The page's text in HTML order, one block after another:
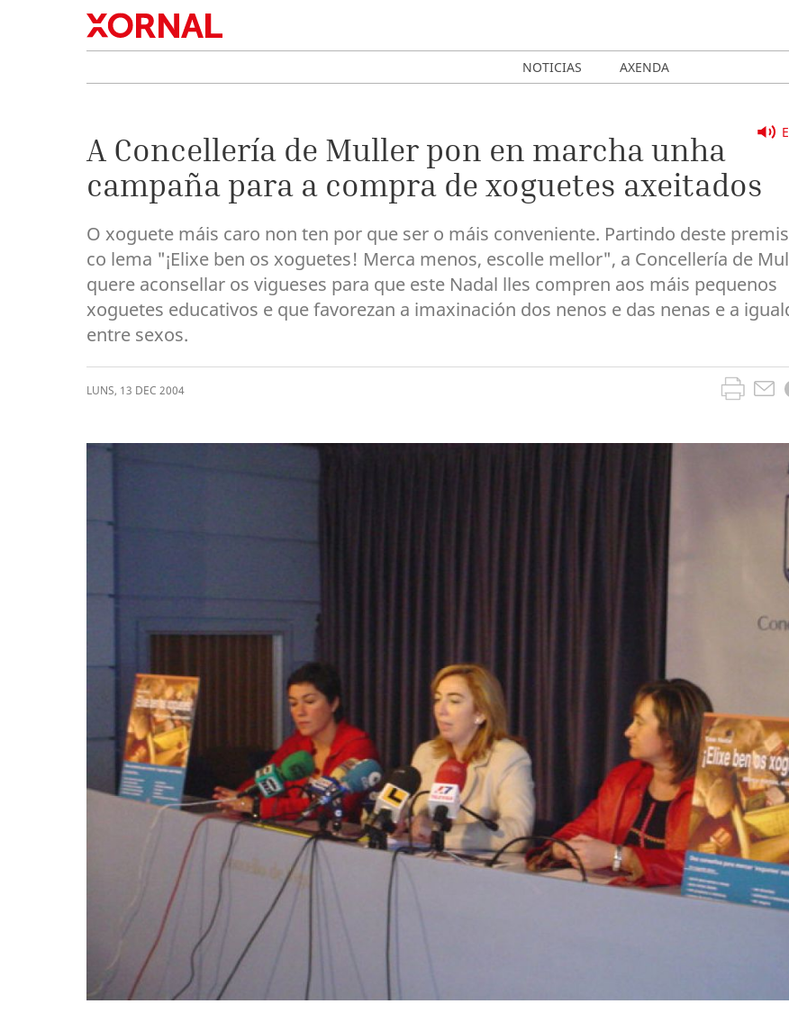
NOTICIAS AXENDA
A Concellería de Muller pon en marcha unha
campaña para a compra de xoguetes axeitados
O xoguete máis caro non ten por que ser o máis conveniente. Partindo deste
co lema "¡Elixe ben os xoguetes! Merca menos, escolle mellor", a Concellería de
quere aconsellar os vigueses para que este Nadal lles compren aos máis pequenos
xoguetes educativos e que favorezan a imaxinación dos nenos e das nenas e a
entre sexos.
LUNS, 13 DEC 2004